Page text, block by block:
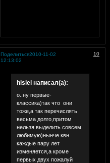
Поделиться 10
2010-11-02
12:13:02
hisiel написал(а):
о..ну первые-
классика)так что они
тоже,а так перечислять
весьма долго,притом
нельзя выделить совсем
любимую)нынче квн
каждые пару лет
изменяется,а кроме
первых двух пожалуй